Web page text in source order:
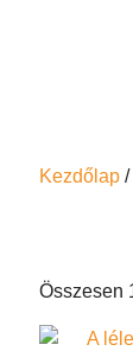
Kezdőlap/
Összesen